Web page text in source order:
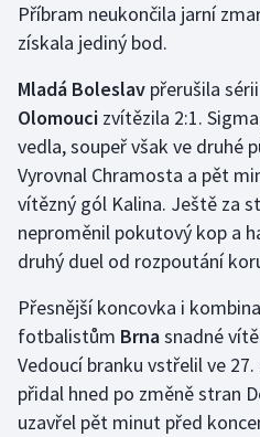
Motorsport
Olympijské hry
Parasport
Plavání
Plážový volejbal
Ragby
Rychlobruslení
Rychlostní kanoistika
Příbram neukončila jarní
získala jediný bod.
Mladá Boleslav přerušila
Olomouci zvítězila 2:1.
vedla, soupeř však ve druhé
Vyrovnal Chramosta a pět
vítězný gól Kalina. Ještě za
neproměnil pokutový kop a
druhý duel od rozpoutání
Přesnější koncovka i
fotbalistům Brnasnadné
Vedoucí branku vstřelil ve
přidal hned po změně stran
uzavřel pět minut před